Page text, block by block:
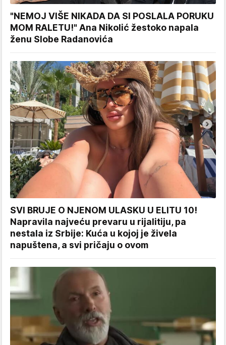
"NEMOJ VIŠE NIKADA DA SI POSLALA PORUKU
MOM RALETU!" Ana Nikolić žestoko napala
ženu Slobe Radanovića
SVI BRUJE O NJENOM ULASKU U ELITU 10!
Napravila najveću prevaru u rijalitiju, pa
nestala iz Srbije: Kuća u kojoj je živela
napuštena, a svi pričaju o ovom